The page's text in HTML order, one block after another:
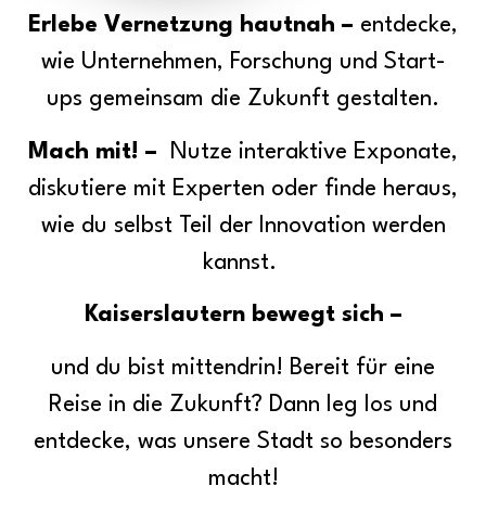
Erlebe Vernetzung hautnah – entdecke,
wie Unternehmen, Forschung und Start-
ups gemeinsam die Zukunft gestalten.
Mach mit! – Nutze interaktive Exponate,
diskutiere mit Experten oder finde heraus,
wie du selbst Teil der Innovation werden
kannst.
Kaiserslautern bewegt sich –
und du bist mittendrin! Bereit für eine
Reise in die Zukunft? Dann leg los und
entdecke, was unsere Stadt so besonders
macht!